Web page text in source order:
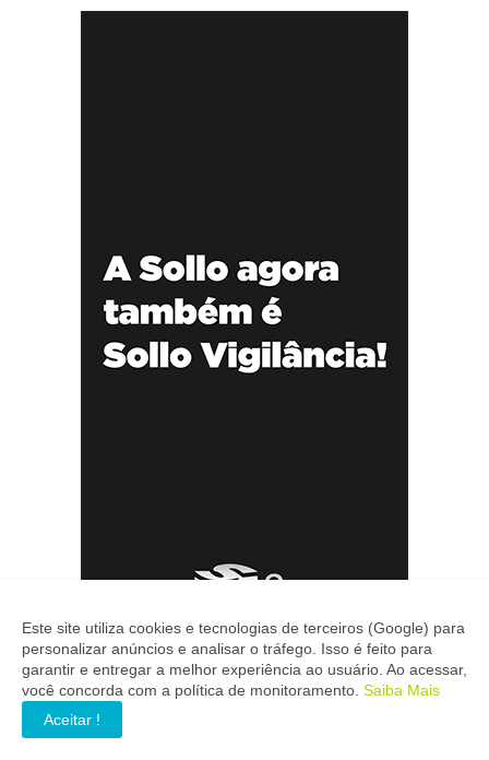
Este site utiliza cookies e tecnologias de terceiros (Google) para
personalizar anúncios e analisar o tráfego. Isso é feito para
garantir e entregar a melhor experiência ao usuário. Ao acessar,
você concorda com a política de monitoramento. Saiba Mais
Aceitar !